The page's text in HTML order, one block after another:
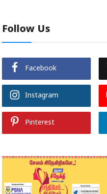
Follow Us
Facebook
Instagram
Pinterest